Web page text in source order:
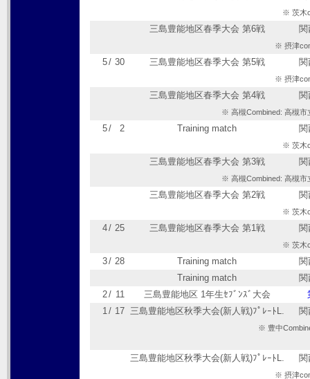
※ 茨木
三島豊能地区春季大会 第6戦
※ 摂津
5/ 30 三島豊能地区春季大会 第5戦
※ 摂津
三島豊能地区春季大会 第4戦
※ 高槻Combined: 高槻市
5/ 2 Training match
※ 茨木
三島豊能地区春季大会 第3戦
※ 高槻Combined: 高槻市
三島豊能地区春季大会 第2戦
※ 茨木
4/ 25 三島豊能地区春季大会 第1戦
※ 茨木
3/ 28 Training match
Training match
2/ 11 三島豊能地区 1年生ｾﾌﾞﾝｽﾞ大会
1/ 17 三島豊能地区秋季大会(新人戦)ﾌﾟﾚｰﾄL.
※ 豊中
三島豊能地区秋季大会(新人戦)ﾌﾟﾚｰﾄL.
※ 摂津